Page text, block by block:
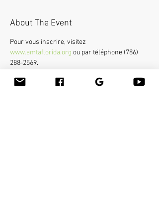
About The Event
Pour vous inscrire, visitez
www.amtaflorida.org ou par téléphone (786)
288-2569.
innovant de fournir un massage suédois ou des